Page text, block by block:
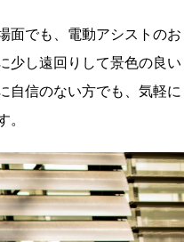
面でも、電動アシストのお
少し遠回りして景色の良い
自信のない方でも、気軽に